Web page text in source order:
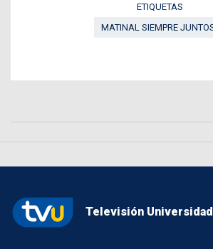
ETIQUETAS
MATINAL SIEMPRE
Televisión